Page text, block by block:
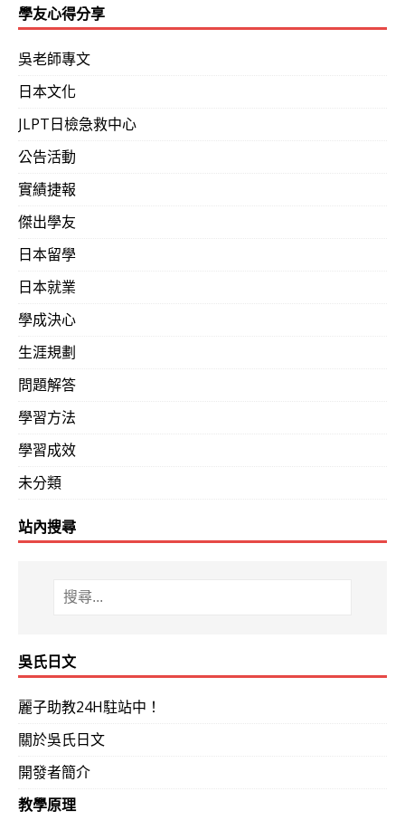
學友心得分享
吳老師專文
日本文化
JLPT日檢急救中心
公告活動
實績捷報
傑出學友
日本留學
日本就業
學成決心
生涯規劃
問題解答
學習方法
學習成效
未分類
站內搜尋
吳氏日文
麗子助教24H駐站中！
關於吳氏日文
開發者簡介
教學原理